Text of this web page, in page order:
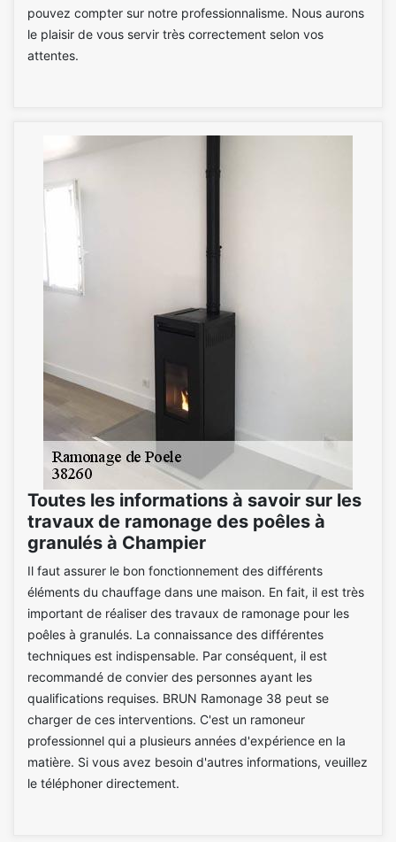
pouvez compter sur notre professionnalisme. Nous aurons
le plaisir de vous servir très correctement selon vos
attentes.
Toutes les informations à savoir sur les
travaux de ramonage des poêles à
granulés à Champier
Il faut assurer le bon fonctionnement des différents
éléments du chauffage dans une maison. En fait, il est très
important de réaliser des travaux de ramonage pour les
poêles à granulés. La connaissance des différentes
techniques est indispensable. Par conséquent, il est
recommandé de convier des personnes ayant les
qualifications requises. BRUN Ramonage 38 peut se
charger de ces interventions. C'est un ramoneur
professionnel qui a plusieurs années d'expérience en la
matière. Si vous avez besoin d'autres informations, veuillez
le téléphoner directement.